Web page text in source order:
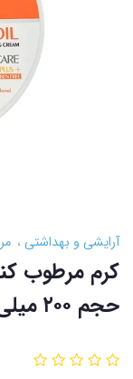
آرایشی و بهداشتی
کرم مرطوب
حجم ۲۰۰ میلی لیتر کاسه ای 🔍